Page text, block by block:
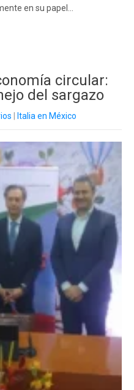
en su papel...
circular:
del sargazo
Italia en México